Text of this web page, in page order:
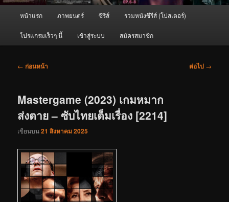
หน้าแรก ภาพยนตร์ ซีรีส์ รวมหนังซีรีส์ (โปสเตอร์)
โปรแกรมเร็วๆ นี้ เข้าสู่ระบบ สมัครสมาชิก
เมนู
← ก่อนหน้า ต่อไป →
Mastergame (2023) เกมหมาก
ส่งตาย – ซับไทยเต็มเรื่อง [2214]
เขียนบน21 สิงหาคม 2025